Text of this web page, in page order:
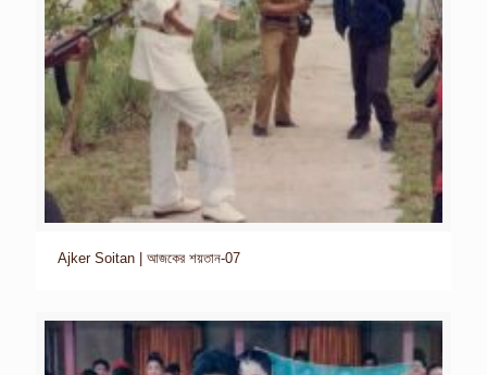
Ajker Soitan | আজকের শয়তান-07